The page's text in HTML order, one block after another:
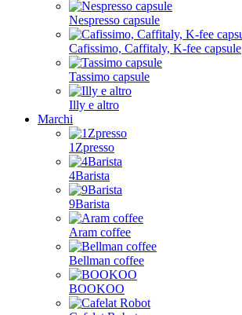
Nespresso capsule
Cafissimo, Caffitaly, K-fee capsule
Tassimo capsule
Illy e altro
Marchi
1Zpresso
4Barista
9Barista
Aram coffee
Bellman coffee
BOOKOO